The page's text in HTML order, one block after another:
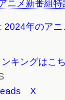
ニメ新番組特
2024年のアニ
キングはこ
X